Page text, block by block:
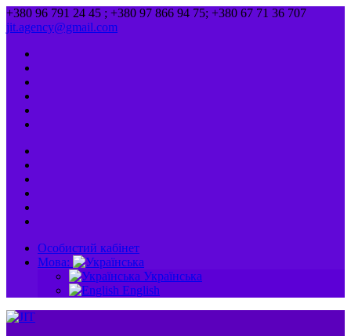
+380 96 791 24 45 ; +380 97 866 94 75; +380 67 71 36 707
jit.agency@gmail.com
Особистий кабінет
Мова:
Українська
English